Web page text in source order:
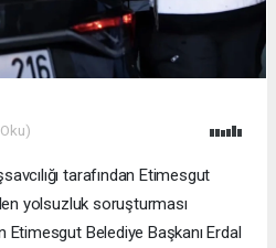
tarafından Etimesgut
yolsuzluk soruşturması
Etimesgut Belediye Başkanı Erdal